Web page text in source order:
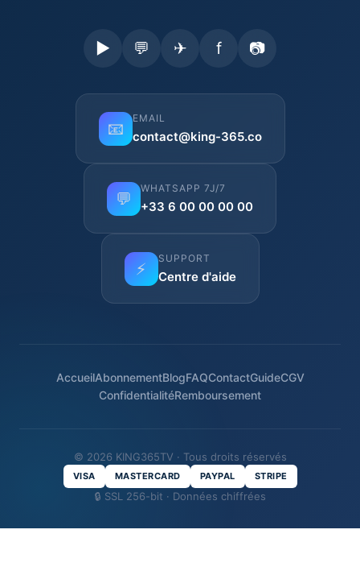
▶ 💬 ✈ f 📷
📧
EMAIL
contact@king-365.co
💬
WHATSAPP 7J/7
+33 6 00 00 00 00
⚡
SUPPORT
Centre d'aide
AccueilAbonnementBlogFAQContactGuideCGV
ConfidentialitéRemboursement
© 2026 KING365TV · Tous droits réservés
VISA MASTERCARD PAYPAL STRIPE
🔒 SSL 256-bit · Données chiffrées